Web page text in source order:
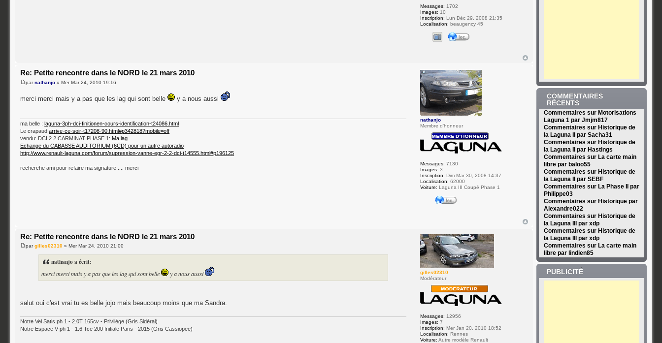
Messages: 1702
Images: 10
Inscription: Lun Déc 29, 2008 21:35
Localisation: beaugency 45
Re: Petite rencontre dans le NORD le 21 mars 2010
parnathanjo » Mer Mar 24, 2010 19:16
merci merci mais y a pas que les lag qui sont belle y a nous aussi
ma belle : laguna-3ph-dci-finitionen-cours-identification-t24086.html
Le crapaudarrive-ce-soir-t17208-90.html#p342818?mobile=off
vendu: DCI 2.2 CARMINAT PHASE 1: Ma lag
Echange du CABASSE AUDITORIUM (6CD) pour un autre autoradio
http://www.renault-laguna.com/forum/supression-vanne-egr-2-2-dci-t14555.html#p196125
recherche ami pour refaire ma signature .... merci
nathanjo
Membre d'honneur
Messages: 7130
Images: 3
Inscription: Dim Mar 30, 2008 14:37
Localisation: 62000
Voiture: Laguna III Coupé Phase 1
Re: Petite rencontre dans le NORD le 21 mars 2010
pargilles02310 » Mer Mar 24, 2010 21:00
nathanjo a écrit:
merci merci mais y a pas que les lag qui sont belle
y a nous aussi
salut oui c'est vrai tu es belle jojo mais beaucoup moins que ma Sandra.
Notre Vel Satis ph 1 - 2.0T 165cv - Privilège (Gris Sidéral)
Notre Espace V ph 1 - 1.6 Tce 200 Initiale Paris - 2015 (Gris Cassiopee)
gilles02310
Modérateur
Messages: 12956
Images: 7
Inscription: Mer Jan 20, 2010 18:52
Localisation: Rennes
Voiture: Autre modèle Renault
COMMENTAIRES
RÉCENTS
Commentaires sur Motorisations
Laguna 1 par Jmjm817
Commentaires sur Historique de
la Laguna II par Sacha31
Commentaires sur Historique de
la Laguna II par Hastings
Commentaires sur La carte main
libre par baloo55
Commentaires sur Historique de
la Laguna II par SEBF
Commentaires sur La Phase II par
Philippe03
Commentaires sur Historique par
Alexandre022
Commentaires sur Historique de
la Laguna III par xdp
Commentaires sur Historique de
la Laguna III par xdp
Commentaires sur La carte main
libre par lindien85
PUBLICITÉ